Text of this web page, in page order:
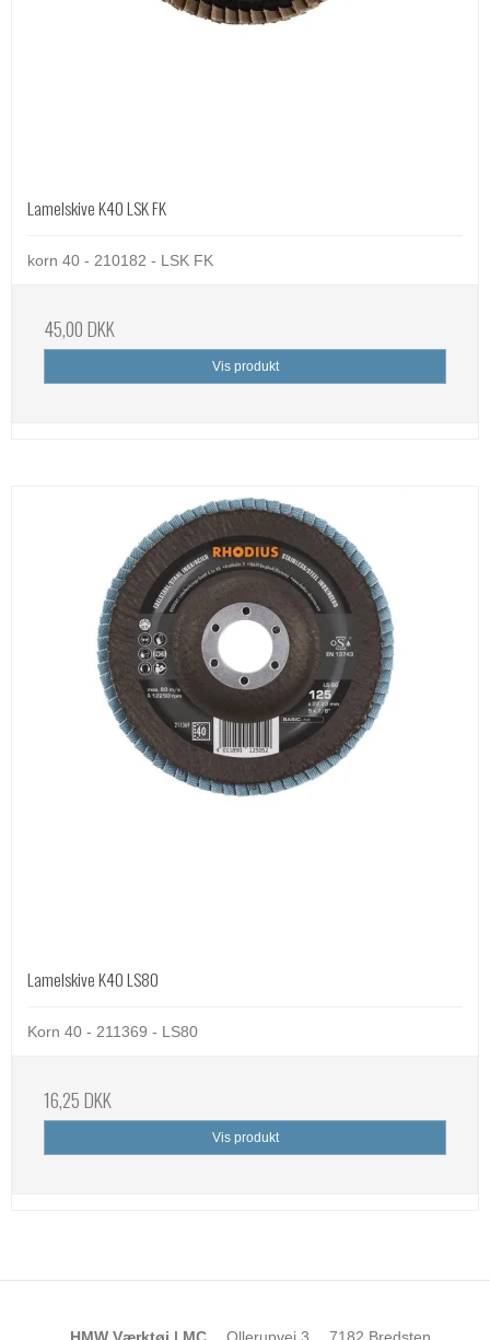
Lamelskive K40 LSK FK
korn 40 - 210182 - LSK FK
45,00 DKK
Vis produkt
Lamelskive K40 LS80
Korn 40 - 211369 - LS80
16,25 DKK
Vis produkt